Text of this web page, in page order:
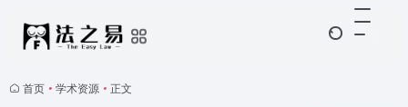
首页 • 学术资源 • 正文